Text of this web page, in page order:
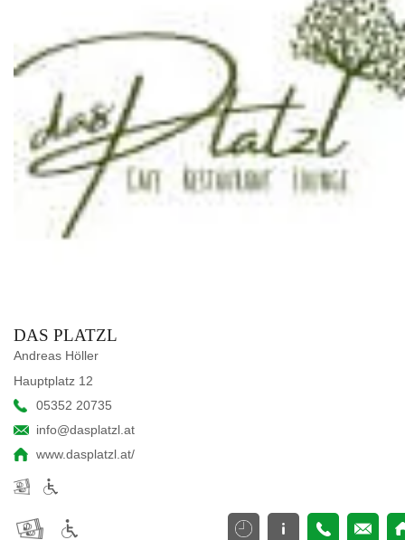
DAS PLATZL
Andreas Höller
Hauptplatz 12
05352 20735
info@dasplatzl.at
www.dasplatzl.at/